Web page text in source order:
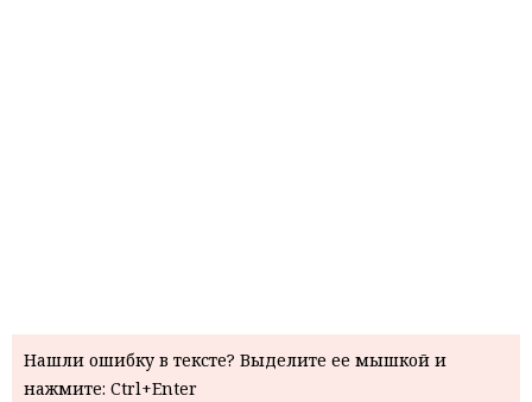
Нашли ошибку в тексте? Выделите ее мышкой и
нажмите: Ctrl+Enter